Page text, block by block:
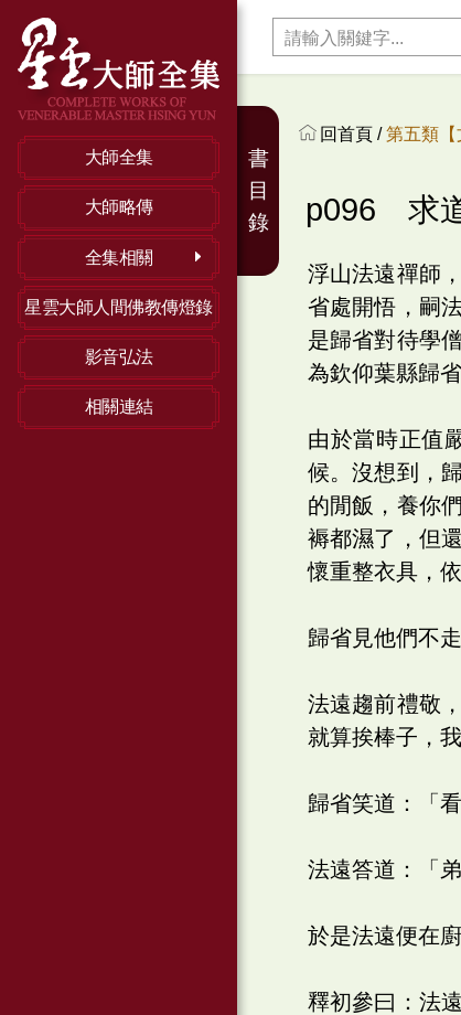
大師全集
大師略傳
全集相關
星雲大師人間佛教傳燈錄
影音弘法
相關連結
回首頁 /第五類【
p096 求
浮山法遠禪師
省處開悟，嗣
是歸省對待學
為欽仰葉縣歸
由於當時正值
候。沒想到，
的閒飯，養你
褥都濕了，但
懷重整衣具，
歸省見他們不
法遠趨前禮敬
就算挨棒子，
歸省笑道：「
法遠答道：「
於是法遠便在
釋初參曰：法
書
目
錄